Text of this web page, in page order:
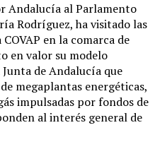
Andalucía al Parlamento
Rodríguez, ha visitado las
en la comarca de
en valor su modelo
de Andalucía que
megaplantas energéticas,
impulsadas por fondos de
al interés general de